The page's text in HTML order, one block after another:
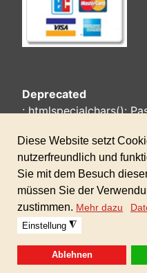
Deprecated
: htmlspecialchars():
/home/www/Joomla-
HikaShop/templates/
cassiopeia/html/
on line
25